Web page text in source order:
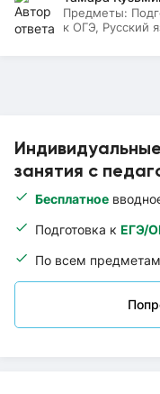
занятия с
Бесплатное
Подготовка к ЕГЭ/
По всем предметам
Предметы:
к ОГЭ, Русский